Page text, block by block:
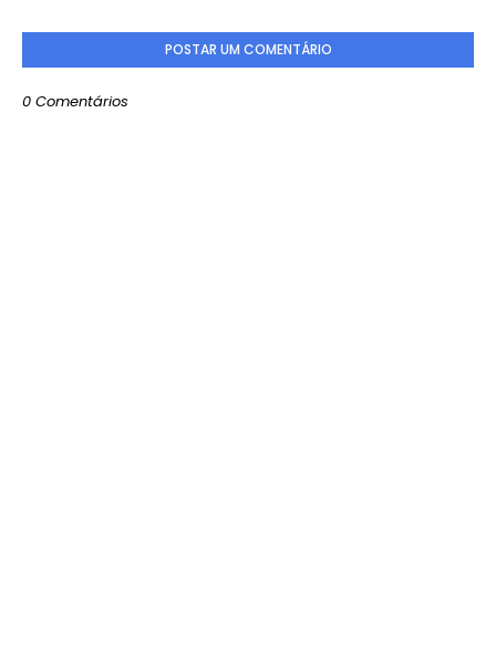
POSTAR UM COMENTÁRIO
0 Comentários